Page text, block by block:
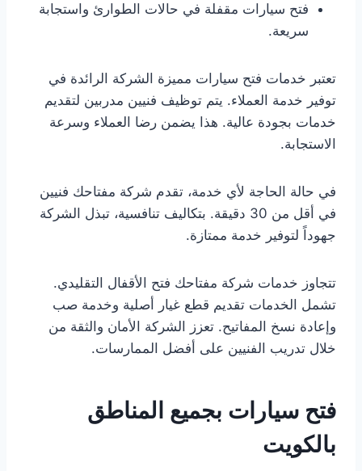
فتح سيارات مقفلة في حالات الطوارئ واستجابة
سريعة.
تعتبر خدمات فتح سيارات مميزة الشركة الرائدة في
توفير خدمة العملاء. يتم توظيف فنيين مدربين لتقديم
خدمات بجودة عالية. هذا يضمن رضا العملاء وسرعة
الاستجابة.
في حالة الحاجة لأي خدمة، تقدم شركة مفتاحك فنيين
في أقل من 30 دقيقة. بتكاليف تنافسية، تبذل الشركة
جهوداً لتوفير خدمة ممتازة.
تتجاوز خدمات شركة مفتاحك فتح الأقفال التقليدي.
تشمل الخدمات تقديم قطع غيار أصلية وخدمة صب
وإعادة نسخ المفاتيح. تعزز الشركة الأمان والثقة من
خلال تدريب الفنيين على أفضل الممارسات.
فتح سيارات بجميع المناطق
بالكويت